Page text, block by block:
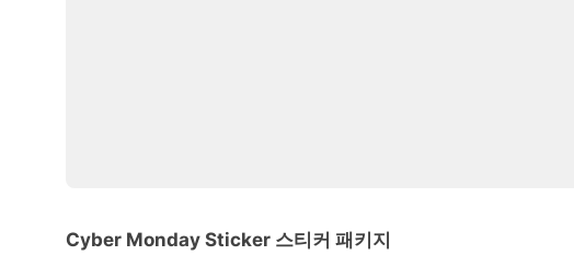
Cyber Monday Sticker 스티커 패키지